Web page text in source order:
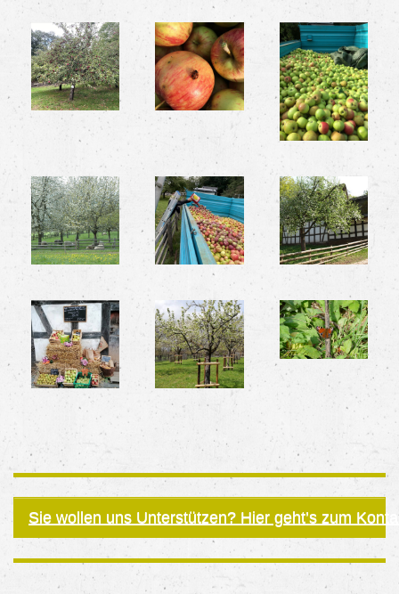
Sie wollen uns Unterstützen? Hier geht’s zum